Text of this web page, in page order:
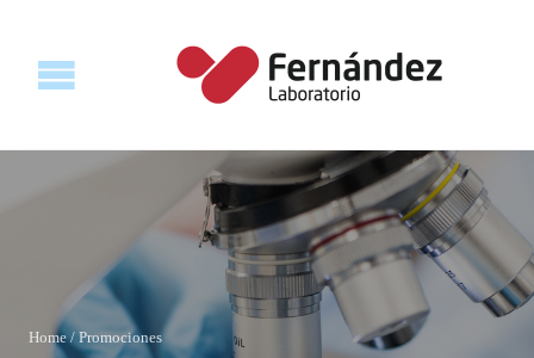
Home/Promociones